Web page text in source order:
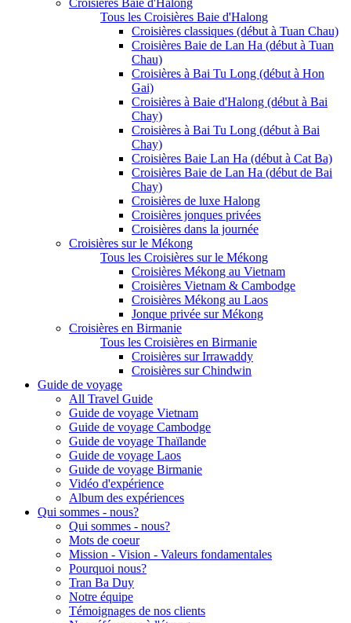
Croisières Baie d'Halong
Tous les Croisières Baie d'Halong
Croisières classiques (début à Tuan Chau)
Croisières Baie de Lan Ha (début à Tuan
Chau)
Croisières à Bai Tu Long (début à Hon
Gai)
Croisières à Baie d'Halong (début à Bai
Chay)
Croisières à Bai Tu Long (début à Bai
Chay)
Croisières Baie Lan Ha (début à Cat Ba)
Croisières Baie de Lan Ha (début de Bai
Chay)
Croisières de luxe Halong
Croisières jonques privées
Croisières dans la journée
Croisières sur le Mékong
Tous les Croisières sur le Mékong
Croisières Mékong au Vietnam
Croisières Vietnam & Cambodge
Croisières Mékong au Laos
Jonque privée sur Mékong
Croisières en Birmanie
Tous les Croisières en Birmanie
Croisières sur Irrawaddy
Croisières sur Chindwin
Guide de voyage
All Travel Guide
Guide de voyage Vietnam
Guide de voyage Cambodge
Guide de voyage Thaïlande
Guide de voyage Laos
Guide de voyage Birmanie
Vidéo d'expérience
Album des expériences
Qui sommes - nous?
Qui sommes - nous?
Mots de coeur
Mission - Vision - Valeurs fondamentales
Pourquoi nous?
Tran Ba Duy
Notre équipe
Témoignages de nos clients